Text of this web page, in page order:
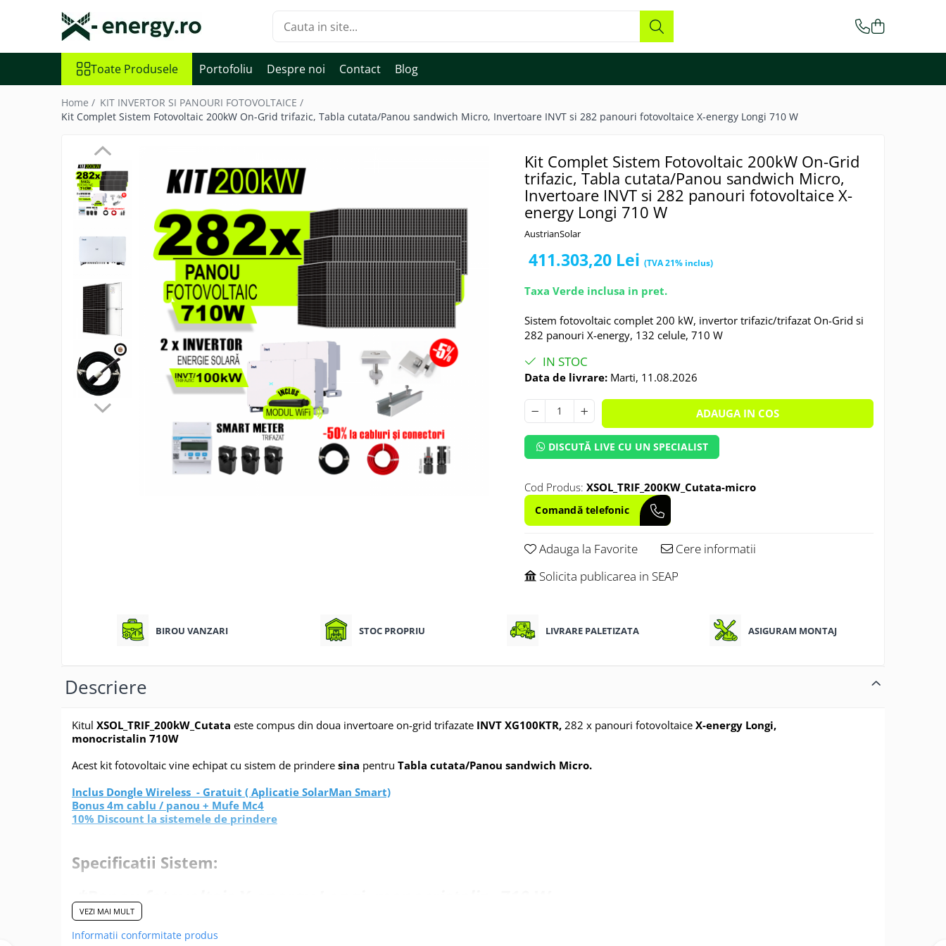
Toate Produsele
SISTEME FOTOVOLTAICE
COMPLETE
KIT TURBINA EOLIANA
LAMPA FOTOVOLTAICA SI
COMPONENTE SI
ACCESORII FOTOVOLTAICE
FOTOVOLTAICE
INVERTOARE
Toate Produsele Portofoliu Despre noi Contact Blog
Home / KIT INVERTOR SI PANOURI FOTOVOLTAICE /
Kit Complet Sistem Fotovoltaic 200kW On-Grid trifazic, Tabla cutata/Panou sandwich Micro, Invertoare INVT si 282 panouri fotovoltaice X-energy Longi 710 W
Kit Complet Sistem Fotovoltaic 200kW On-Grid
trifazic, Tabla cutata/Panou sandwich Micro,
Invertoare INVT si 282 panouri fotovoltaice X-
energy Longi 710 W
AustrianSolar
411.303,20 Lei
Taxa Verde inclusa in pret.
Sistem fotovoltaic complet 200 kW, invertor trifazic/trifazat On-Grid si
282 panouri X-energy, 132 celule, 710 W
IN STOC
Data de livrare: Marti, 11.08.2026
ADAUGA IN COS
DISCUTĂ LIVE CU UN SPECIALIST
Cod Produs: XSOL_TRIF_200KW_Cutata-micro
Adauga la Favorite
Cere informatii
Solicita publicarea in SEAP
BIROU VANZARI STOC PROPRIU LIVRARE PALETIZATA ASIGURAM MONTAJ
Descriere
Kitul XSOL_TRIF_200kW_Cutata este compus din doua invertoare on-grid trifazate INVT XG100KTR, 282 x panouri fotovoltaice X-energy Longi,
monocristalin 710W
Acest kit fotovoltaic vine echipat cu sistem de prindere sina pentru Tabla cutata/Panou sandwich Micro.
Inclus Dongle Wireless - Gratuit ( Aplicatie SolarMan Smart)
Bonus 4m cablu / panou + Mufe Mc4
10% Discount la sistemele de prindere
Specificatii Sistem:
*Panou fotovoltaic X-energy Longi, monocristalin, 710 W
VEZI MAI MULT
Informatii conformitate produs